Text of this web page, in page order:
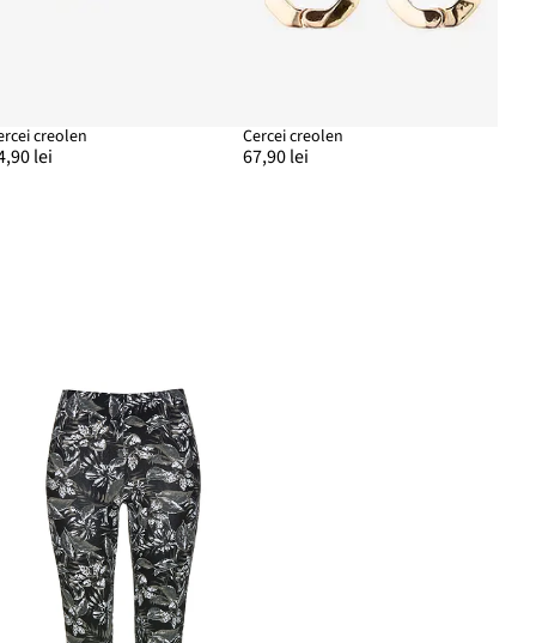
creolen
lei
Cercei creolen
67,90 lei